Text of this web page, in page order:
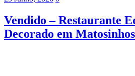
Vendido – Restaurante
Decorado em Matosinhos